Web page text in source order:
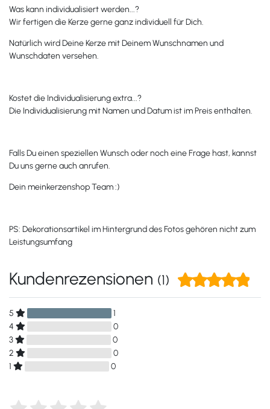
Was kann individualisiert werden...?
Wir fertigen die Kerze gerne ganz individuell für Dich.
Natürlich wird Deine Kerze mit Deinem Wunschnamen und
Wunschdaten versehen.
Kostet die Individualisierung extra...?
Die Individualisierung mit Namen und Datum ist im Preis enthalten.
Falls Du einen speziellen Wunsch oder noch eine Frage hast, kannst
Du uns gerne auch anrufen.
Dein meinkerzenshop Team :)
PS: Dekorationsartikel im Hintergrund des Fotos gehören nicht zum
Leistungsumfang
Kundenrezensionen (1)
5
1
4
0
3
0
2
0
1
0